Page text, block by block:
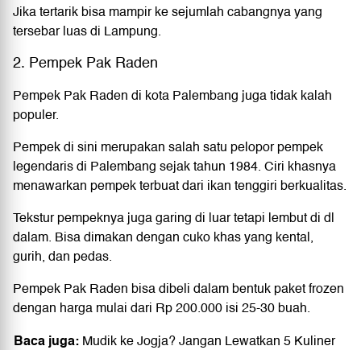
Jika tertarik bisa mampir ke sejumlah cabangnya yang
tersebar luas di Lampung.
2. Pempek Pak Raden
Pempek Pak Raden di kota Palembang juga tidak kalah
populer.
Pempek di sini merupakan salah satu pelopor pempek
legendaris di Palembang sejak tahun 1984. Ciri khasnya
menawarkan pempek terbuat dari ikan tenggiri berkualitas.
Tekstur pempeknya juga garing di luar tetapi lembut di dl
dalam. Bisa dimakan dengan cuko khas yang kental,
gurih, dan pedas.
Pempek Pak Raden bisa dibeli dalam bentuk paket frozen
dengan harga mulai dari Rp 200.000 isi 25-30 buah.
Baca juga:Mudik ke Jogja? Jangan Lewatkan 5 Kuliner